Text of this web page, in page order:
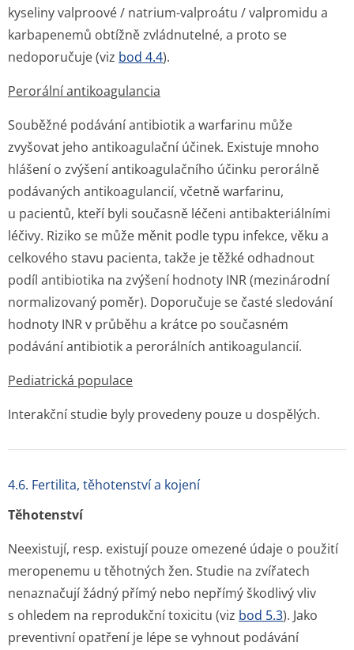
kyseliny valproové / natrium-valproátu / valpromidu a
karbapenemů obtížně zvládnutelné, a proto se
nedoporučuje (viz bod 4.4).
Perorální antikoagulancia
Souběžné podávání antibiotik a warfarinu může
zvyšovat jeho antikoagulační účinek. Existuje mnoho
hlášení o zvýšení antikoagulačního účinku perorálně
podávaných antikoagulancií, včetně warfarinu,
u pacientů, kteří byli současně léčeni antibakteriálními
léčivy. Riziko se může měnit podle typu infekce, věku a
celkového stavu pacienta, takže je těžké odhadnout
podíl antibiotika na zvýšení hodnoty INR (mezinárodní
normalizovaný poměr). Doporučuje se časté sledování
hodnoty INR v průběhu a krátce po současném
podávání antibiotik a perorálních antikoagulancií.
Pediatrická populace
Interakční studie byly provedeny pouze u dospělých.
4.6. Fertilita, těhotenství a kojení
Těhotenství
Neexistují, resp. existují pouze omezené údaje o použití
meropenemu u těhotných žen. Studie na zvířatech
nenaznačují žádný přímý nebo nepřímý škodlivý vliv
s ohledem na reprodukční toxicitu (viz bod 5.3). Jako
preventivní opatření je lépe se vyhnout podávání